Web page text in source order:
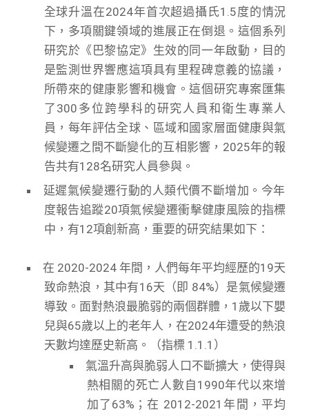
全球升溫在2024年首次超過攝氏1.5度的情況
下，多項關鍵領域的進展正在倒退。這個系列
研究於《巴黎協定》生效的同一年啟動，目的
是監測世界響應這項具有里程碑意義的協議，
所帶來的健康影響和機會。這個研究專案匯集
了300多位跨學科的研究人員和衛生專業人
員，每年評估全球、區域和國家層面健康與氣
候變遷之間不斷變化的互相影響，2025年的報
告共有128名研究人員參與。
延遲氣候變遷行動的人類代價不斷增加。今年
度報告追蹤20項氣候變遷衝擊健康風險的指標
中，有12項創新高，重要的研究結果如下：
在 2020-2024 年間，人們每年平均經歷的19天
致命熱浪，其中有16天（即 84%）是氣候變遷
導致。面對熱浪最脆弱的兩個群體，1歲以下嬰
兒與65歲以上的老年人，在2024年遭受的熱浪
天數均達歷史新高。（指標 1.1.1）
氣溫升高與脆弱人口不斷擴大，使得與
熱相關的死亡人數自1990年代以來增
加了63%；在 2012-2021年間，平均